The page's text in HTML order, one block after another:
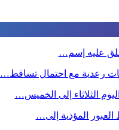
عليه إسم…
رعدية مع احتمال تساقط…
الثلاثاء إلى الخميس…
العبور المؤدية إلى…